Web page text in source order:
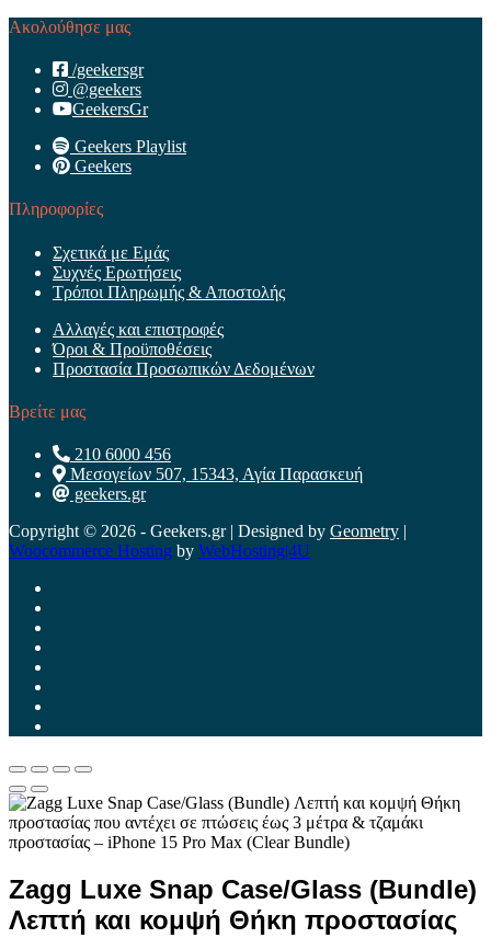
Ακολούθησε μας
/geekersgr
@geekers
GeekersGr
Geekers Playlist
Geekers
Πληροφορίες
Σχετικά με Εμάς
Συχνές Ερωτήσεις
Τρόποι Πληρωμής & Αποστολής
Αλλαγές και επιστροφές
Όροι & Προϋποθέσεις
Προστασία Προσωπικών Δεδομένων
Βρείτε μας
210 6000 456
Μεσογείων 507, 15343, Αγία Παρασκευή
geekers.gr
Copyright © 2026 - Geekers.gr | Designed by Geometry |
Woocommerce Hosting by WebHosting|4U
Zagg Luxe Snap Case/Glass (Bundle)
Λεπτή και κομψή Θήκη προστασίας